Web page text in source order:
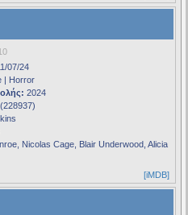
07/24
| Horror
2024
Nicolas Cage, Blair Underwood, Alicia
[iMDB]